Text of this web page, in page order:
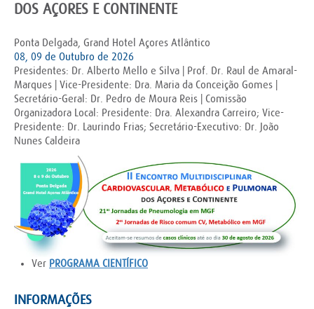
DOS AÇORES E CONTINENTE
Ponta Delgada, Grand Hotel Açores Atlântico
08, 09 de Outubro de 2026
Presidentes: Dr. Alberto Mello e Silva | Prof. Dr. Raul de Amaral-
Marques | Vice-Presidente: Dra. Maria da Conceição Gomes |
Secretário-Geral: Dr. Pedro de Moura Reis | Comissão
Organizadora Local: Presidente: Dra. Alexandra Carreiro; Vice-
Presidente: Dr. Laurindo Frias; Secretário-Executivo: Dr. João
Nunes Caldeira
Ver PROGRAMA CIENTÍFICO
INFORMAÇÕES